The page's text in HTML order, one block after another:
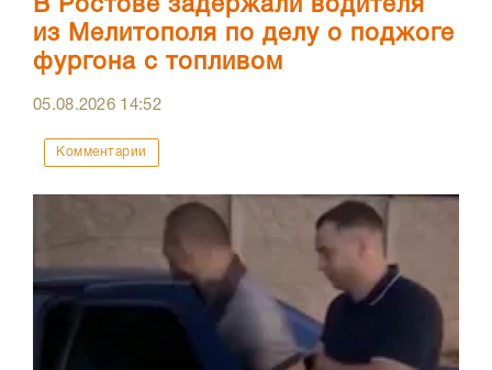
В Ростове задержали водителя
из Мелитополя по делу о поджоге
фургона с топливом
05.08.2026 14:52
Комментарии